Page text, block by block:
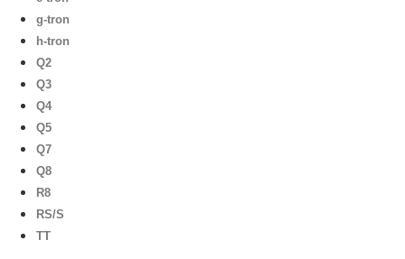
g-tron
h-tron
Q2
Q3
Q4
Q5
Q7
Q8
R8
RS/S
TT